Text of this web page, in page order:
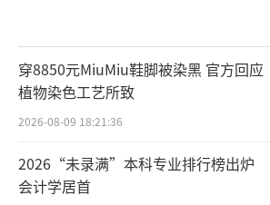
穿8850元MiuMiu鞋脚被染黑 官方回应
植物染色工艺所致
2026-08-09 18:21:36
2026“未录满”本科专业排行榜出炉
会计学居首